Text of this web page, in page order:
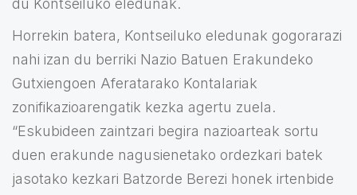
Horrekin batera, Kontseiluko eledunak gogorarazi
nahi izan du berriki Nazio Batuen Erakundeko
Gutxiengoen Aferatarako Kontalariak
zonifikazioarengatik kezka agertu zuela.
“Eskubideen zaintzari begira nazioarteak sortu
duen erakunde nagusienetako ordezkari batek
jasotako kezkari Batzorde Berezi honek irtenbide